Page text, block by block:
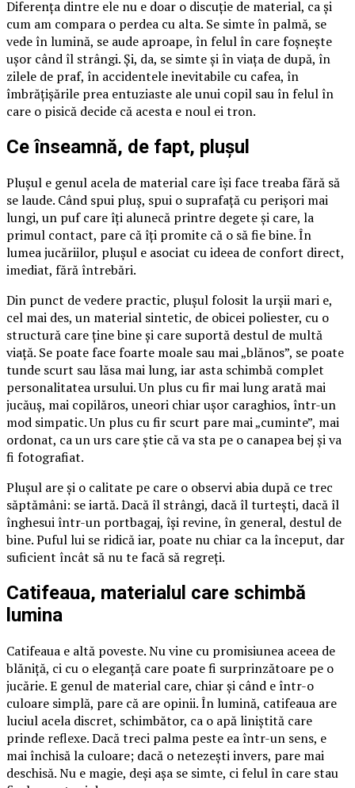
Diferența dintre ele nu e doar o discuție de material, ca și
cum am compara o perdea cu alta. Se simte în palmă, se
vede în lumină, se aude aproape, în felul în care foșnește
ușor când îl strângi. Și, da, se simte și în viața de după, în
zilele de praf, în accidentele inevitabile cu cafea, în
îmbrățișările prea entuziaste ale unui copil sau în felul în
care o pisică decide că acesta e noul ei tron.
Ce înseamnă, de fapt, plușul
Plușul e genul acela de material care își face treaba fără să
se laude. Când spui pluș, spui o suprafață cu perișori mai
lungi, un puf care îți alunecă printre degete și care, la
primul contact, pare că îți promite că o să fie bine. În
lumea jucăriilor, plușul e asociat cu ideea de confort direct,
imediat, fără întrebări.
Din punct de vedere practic, plușul folosit la urșii mari e,
cel mai des, un material sintetic, de obicei poliester, cu o
structură care ține bine și care suportă destul de multă
viață. Se poate face foarte moale sau mai „blănos”, se poate
tunde scurt sau lăsa mai lung, iar asta schimbă complet
personalitatea ursului. Un plus cu fir mai lung arată mai
jucăuș, mai copilăros, uneori chiar ușor caraghios, într-un
mod simpatic. Un plus cu fir scurt pare mai „cuminte”, mai
ordonat, ca un urs care știe că va sta pe o canapea bej și va
fi fotografiat.
Plușul are și o calitate pe care o observi abia după ce trec
săptămâni: se iartă. Dacă îl strângi, dacă îl turtești, dacă îl
înghesui într-un portbagaj, își revine, în general, destul de
bine. Puful lui se ridică iar, poate nu chiar ca la început, dar
suficient încât să nu te facă să regreți.
Catifeaua, materialul care schimbă
lumina
Catifeaua e altă poveste. Nu vine cu promisiunea aceea de
blăniță, ci cu o eleganță care poate fi surprinzătoare pe o
jucărie. E genul de material care, chiar și când e într-o
culoare simplă, pare că are opinii. În lumină, catifeaua are
luciul acela discret, schimbător, ca o apă liniștită care
prinde reflexe. Dacă treci palma peste ea într-un sens, e
mai închisă la culoare; dacă o netezești invers, pare mai
deschisă. Nu e magie, deși așa se simte, ci felul în care stau